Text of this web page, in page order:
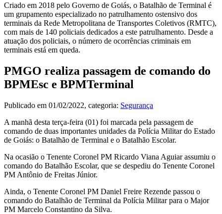
Criado em 2018 pelo Governo de Goiás, o Batalhão de Terminal é
um grupamento especializado no patrulhamento ostensivo dos
terminais da Rede Metropolitana de Transportes Coletivos (RMTC),
com mais de 140 policiais dedicados a este patrulhamento. Desde a
atuação dos policiais, o número de ocorrências criminais em
terminais está em queda.
PMGO realiza passagem de comando do
BPMEsc e BPMTerminal
Publicado em 01/02/2022, categoria: Segurança
A manhã desta terça-feira (01) foi marcada pela passagem de
comando de duas importantes unidades da Polícia Militar do Estado
de Goiás: o Batalhão de Terminal e o Batalhão Escolar.
Na ocasião o Tenente Coronel PM Ricardo Viana Aguiar assumiu o
comando do Batalhão Escolar, que se despediu do Tenente Coronel
PM Antônio de Freitas Júnior.
Ainda, o Tenente Coronel PM Daniel Freire Rezende passou o
comando do Batalhão de Terminal da Polícia Militar para o Major
PM Marcelo Constantino da Silva.